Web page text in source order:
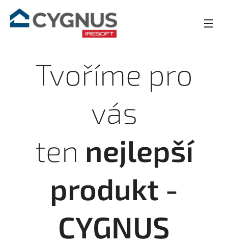
Tvoříme pro
vás
ten nejlepší
produkt -
CYGNUS